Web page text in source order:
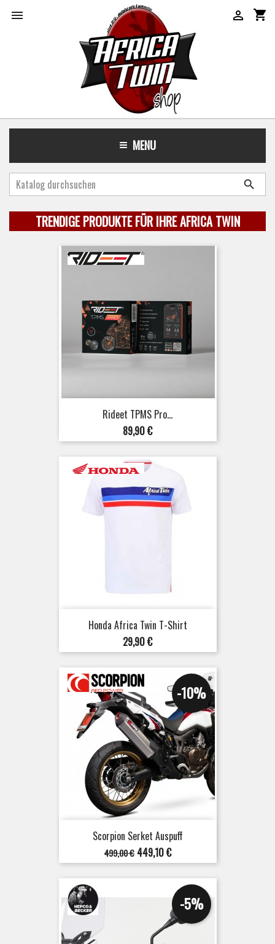
 shopping_cart

MENU

TRENDIGE PRODUKTE FÜR IHRE AFRICA TWIN
Rideet TPMS Pro...
Preis
89,90 €
Honda Africa Twin T-Shirt
Preis
29,90 €
Scorpion Serket Auspuff
Verkaufspreis
499,00 €
-10%
Preis
449,10 €
-5%